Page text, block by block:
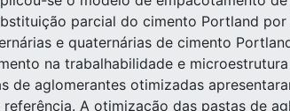
parcial do cimento Portland
e quaternárias de cimento
na trabalhabilidade e
de aglomerantes otimizadas
A otimização das pastas de